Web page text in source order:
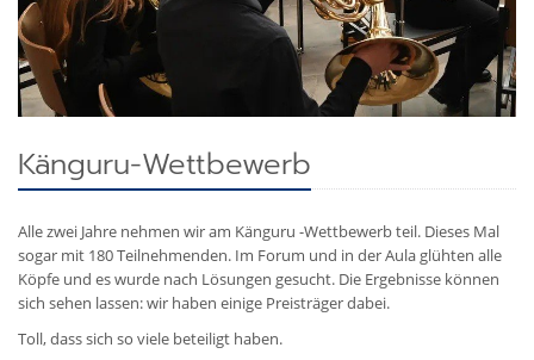
Känguru-Wettbewerb
Alle zwei Jahre nehmen wir am Känguru -Wettbewerb teil. Dieses Mal
sogar mit 180 Teilnehmenden. Im Forum und in der Aula glühten alle
Köpfe und es wurde nach Lösungen gesucht. Die Ergebnisse können
sich sehen lassen: wir haben einige Preisträger dabei.
Toll, dass sich so viele beteiligt haben.